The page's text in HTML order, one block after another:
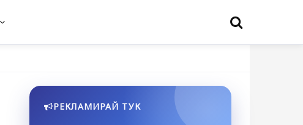
РЕКЛАМИРАЙ ТУК